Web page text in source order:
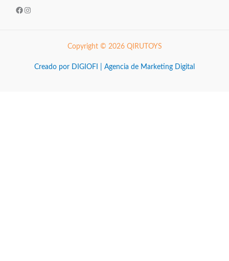
Facebook
Instagram
Copyright © 2026 QIRUTOYS
Creado por DIGIOFI | Agencia de Marketing Digital